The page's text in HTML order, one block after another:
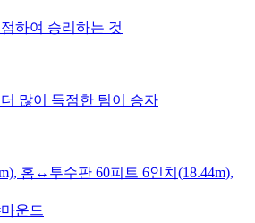
하여 승리하는 것
많이 득점한 팀이 승자
홈↔투수판 60피트 6인치(18.44m),
운드